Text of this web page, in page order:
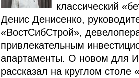
классический
Денис Денисенко,
«ВостСибСтрой»,
привлекательным
апартаменты. О новом для
рассказал на круглом столе